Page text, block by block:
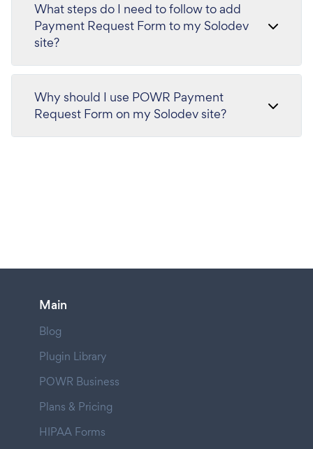
What steps do I need to follow to add
Payment Request Form to my Solodev
site?
Why should I use POWR Payment
Request Form on my Solodev site?
Main
Blog
Plugin Library
POWR Business
Plans & Pricing
HIPAA Forms